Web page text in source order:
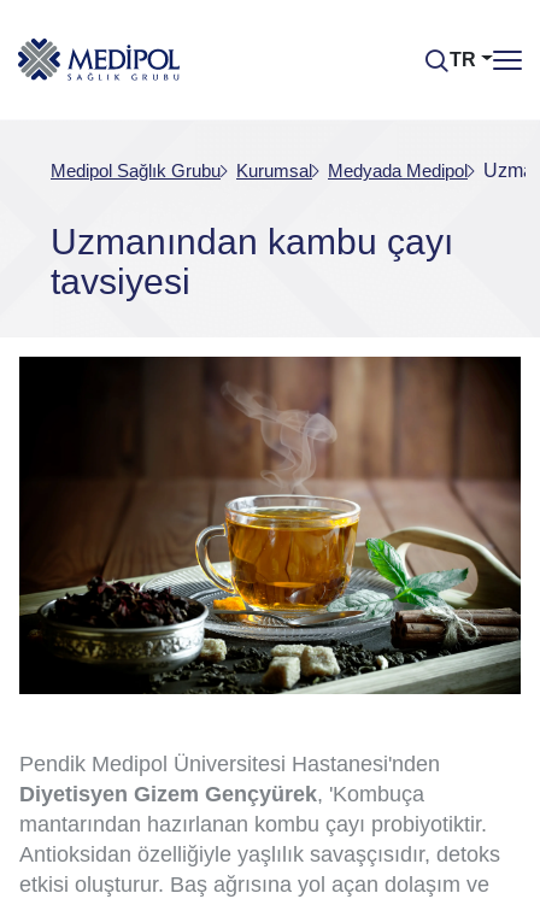
TR
Medipol Sağlık Grubu Kurumsal Medyada Medipol
Uzmanından kambu çayı
tavsiyesi
Pendik Medipol Üniversitesi Hastanesi'nden
Diyetisyen Gizem Gençyürek, 'Kombuça
mantarından hazırlanan kombu çayı probiyotiktir.
Antioksidan özelliğiyle yaşlılık savaşçısıdır, detoks
etkisi oluşturur. Baş ağrısına yol açan dolaşım ve